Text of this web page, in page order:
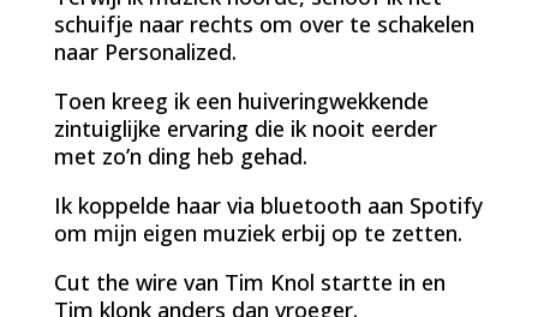
schuifje naar rechts om over te schakelen
naar Personalized.
Toen kreeg ik een huiveringwekkende
zintuiglijke ervaring die ik nooit eerder
met zo’n ding heb gehad.
Ik koppelde haar via bluetooth aan Spotify
om mijn eigen muziek erbij op te zetten.
Cut the wire van Tim Knol startte in en
Tim klonk anders dan vroeger.